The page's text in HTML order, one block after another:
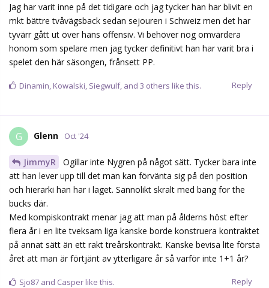
Jag har varit inne på det tidigare och jag tycker han har blivit en
mkt bättre tvåvägsback sedan sejouren i Schweiz men det har
tyvärr gått ut över hans offensiv. Vi behöver nog omvärdera
honom som spelare men jag tycker definitivt han har varit bra i
spelet den här säsongen, frånsett PP.
Reply
Dinamin, Kowalski, Siegwulf, and 3 others like this.
G Glenn Oct '24
JimmyR
Ogillar inte Nygren på något sätt. Tycker bara inte
att han lever upp till det man kan förvänta sig på den position
och hierarki han har i laget. Sannolikt skralt med bang for the
bucks där.
Med kompiskontrakt menar jag att man på ålderns höst efter
flera år i en lite tveksam liga kanske borde konstruera kontraktet
på annat sätt än ett rakt treårskontrakt. Kanske bevisa lite första
året att man är förtjänt av ytterligare år så varför inte 1+1 år?
Reply
Sjo87 and Casper like this.